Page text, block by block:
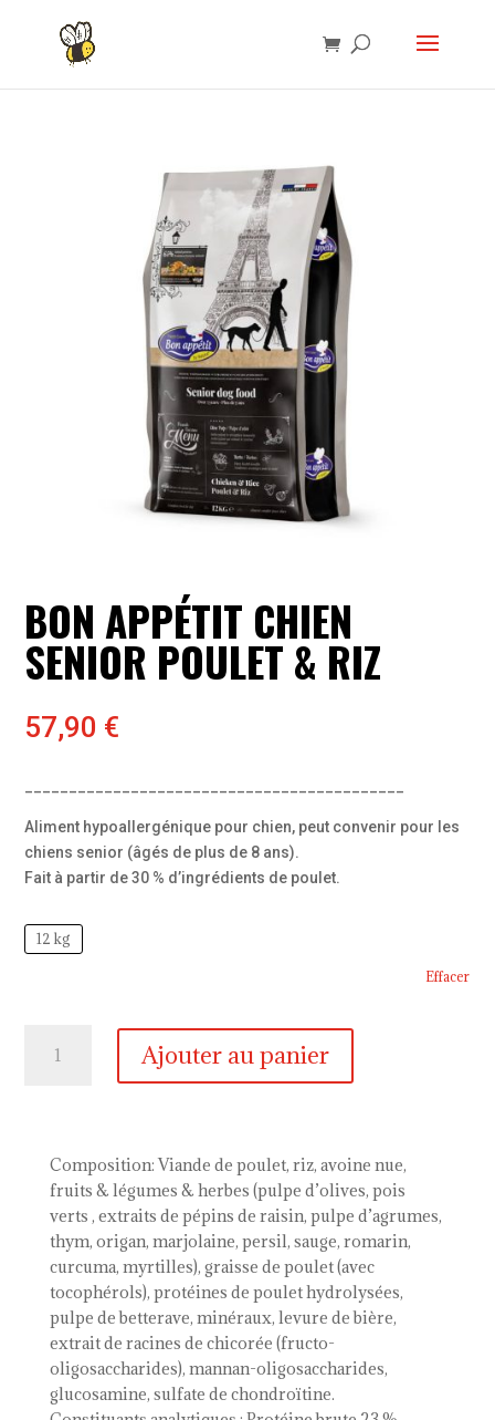
BON APPÉTIT CHIEN
SENIOR POULET & RIZ
57,90 €
Aliment hypoallergénique pour chien, peut convenir pour les
chiens senior (âgés de plus de 8 ans).
Fait à partir de 30 % d’ingrédients de poulet.
12 kg
Effacer
senior
poulet
Ajouter au panier
Composition: Viande de poulet, riz, avoine nue,
fruits & légumes & herbes (pulpe d’olives, pois
verts , extraits de pépins de raisin, pulpe d’agrumes,
thym, origan, marjolaine, persil, sauge, romarin,
curcuma, myrtilles), graisse de poulet (avec
tocophérols), protéines de poulet hydrolysées,
pulpe de betterave, minéraux, levure de bière,
extrait de racines de chicorée (fructo-
oligosaccharides), mannan-oligosaccharides,
glucosamine, sulfate de chondroïtine.